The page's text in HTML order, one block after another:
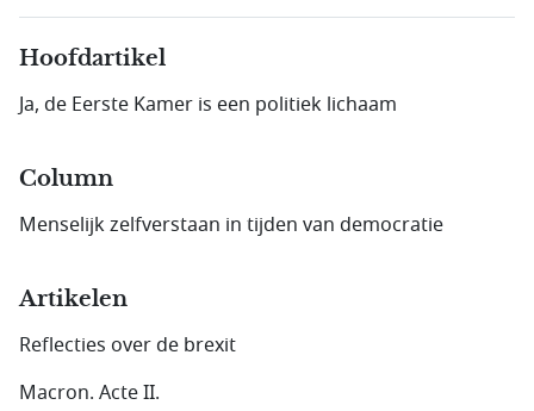
Hoofdartikel
Ja, de Eerste Kamer is een politiek lichaam
Column
Menselijk zelfverstaan in tijden van democratie
Artikelen
Reflecties over de brexit
Macron. Acte II.